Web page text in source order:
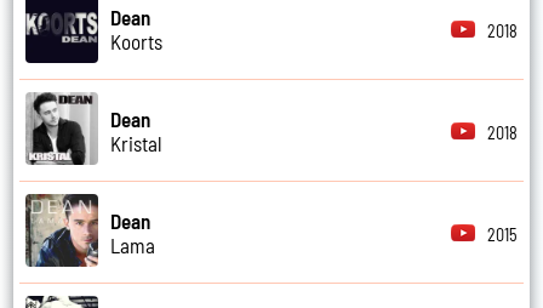
Dean
Koorts
2018
Dean
Kristal
2018
Dean
Lama
2015